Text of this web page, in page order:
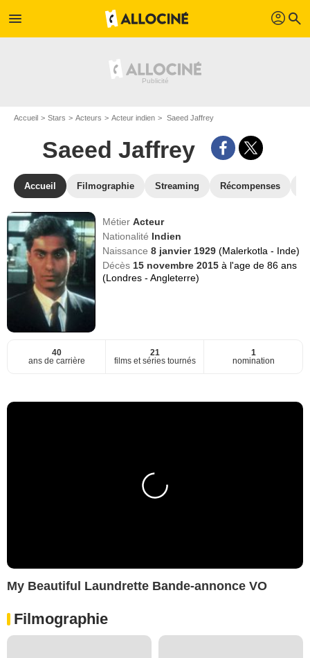
menu profil search
Accueil Stars Acteurs Acteur indien Saeed Jaffrey
Saeed Jaffrey
Accueil Filmographie Streaming Récompenses
MétierActeur
Nationalité Indien
Naissance8 janvier 1929(Malerkotla - Inde)
Décès 15 novembre 2015à l'age de 86 ans
(Londres - Angleterre)
40
ans de carrière
21
films et séries tournés
1
nomination
My Beautiful Laundrette Bande-annonce VO
Filmographie